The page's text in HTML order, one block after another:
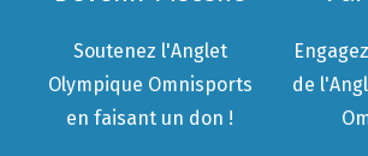
Soutenez l'Anglet
Olympique Omnisports
en faisant un don !
de